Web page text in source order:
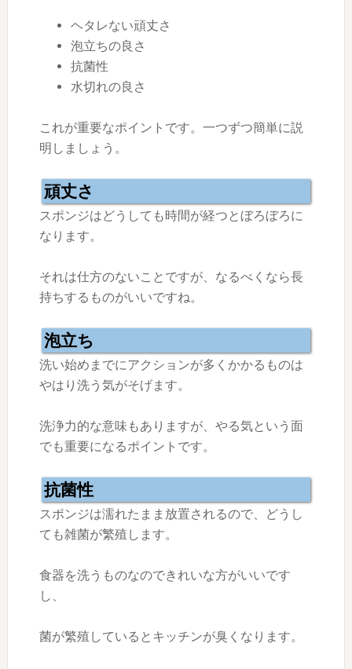
ヘタレない頑丈さ
泡立ちの良さ
抗菌性
水切れの良さ
これが重要なポイントです。一つずつ簡単に説
明しましょう。
頑丈さ
スポンジはどうしても時間が経つとぼろぼろに
なります。
それは仕方のないことですが、なるべくなら長
持ちするものがいいですね。
泡立ち
洗い始めまでにアクションが多くかかるものは
やはり洗う気がそげます。
洗浄力的な意味もありますが、やる気という面
でも重要になるポイントです。
抗菌性
スポンジは濡れたまま放置されるので、どうし
ても雑菌が繁殖します。
食器を洗うものなのできれいな方がいいです
し、
菌が繁殖しているとキッチンが臭くなります。